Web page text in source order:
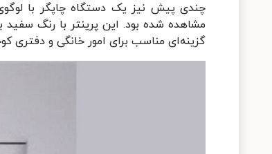
گزینه‌‎ای مناسب برای امور خانگی و دفتری کوچک باشد.